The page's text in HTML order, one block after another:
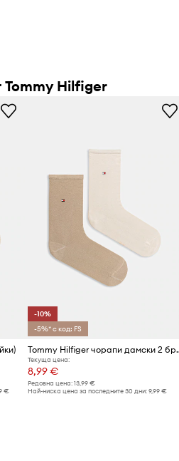
Tommy Hilfiger
€
-10%
-5%* с код: FS
Tommy
Текуща цена:
8,99 €
Редовна цена:13,99 €
Най-ниска цена за последните 30 дни:9,99 €